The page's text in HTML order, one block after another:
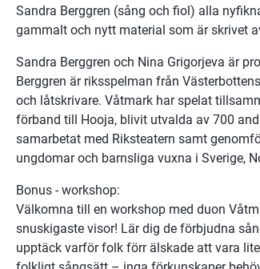
Sandra Berggren (sång och fiol) alla
gammalt och nytt material som är skrivet
Sandra Berggren och Nina Grigorjeva är
Berggren är riksspelman från
och låtskrivare. Våtmark har spelat
förband till Hooja, blivit utvalda av 700
samarbetat med Riksteatern samt
ungdomar och barnsliga vuxna i Sverige,
Bonus - workshop:
Välkomna till en workshop med duon
snuskigaste visor! Lär dig de förbjudna
upptäck varför folk förr älskade att vara